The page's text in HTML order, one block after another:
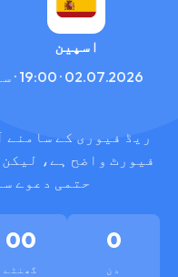
اسپین
ریڈ فیوری کے سامنے
فیورٹ واضح ہے،
حتمی دعوے
0
دن
00
گھنٹے